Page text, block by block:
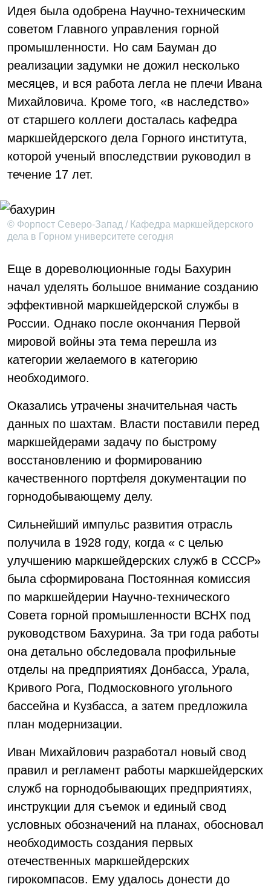
Идея была одобрена Научно-техническим
советом Главного управления горной
промышленности. Но сам Бауман до
реализации задумки не дожил несколько
месяцев, и вся работа легла не плечи Ивана
Михайловича. Кроме того, «в наследство»
от старшего коллеги досталась кафедра
маркшейдерского дела Горного института,
которой ученый впоследствии руководил в
течение 17 лет.
© Форпост Северо-Запад / Кафедра маркшейдерского
дела в Горном университете сегодня
Еще в дореволюционные годы Бахурин
начал уделять большое внимание созданию
эффективной маркшейдерской службы в
России. Однако после окончания Первой
мировой войны эта тема перешла из
категории желаемого в категорию
необходимого.
Оказались утрачены значительная часть
данных по шахтам. Власти поставили перед
маркшейдерами задачу по быстрому
восстановлению и формированию
качественного портфеля документации по
горнодобывающему делу.
Сильнейший импульс развития отрасль
получила в 1928 году, когда « с целью
улучшению маркшейдерских служб в СССР»
была сформирована Постоянная комиссия
по маркшейдерии Научно-технического
Совета горной промышленности ВСНХ под
руководством Бахурина. За три года работы
она детально обследовала профильные
отделы на предприятиях Донбасса, Урала,
Кривого Рога, Подмосковного угольного
бассейна и Кузбасса, а затем предложила
план модернизации.
Иван Михайлович разработал новый свод
правил и регламент работы маркшейдерских
служб на горнодобывающих предприятиях,
инструкции для съемок и единый свод
условных обозначений на планах, обосновал
необходимость создания первых
отечественных маркшейдерских
гирокомпасов. Ему удалось донести до